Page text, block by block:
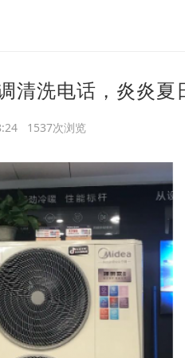
清洗电话，炎炎夏
1537次浏览